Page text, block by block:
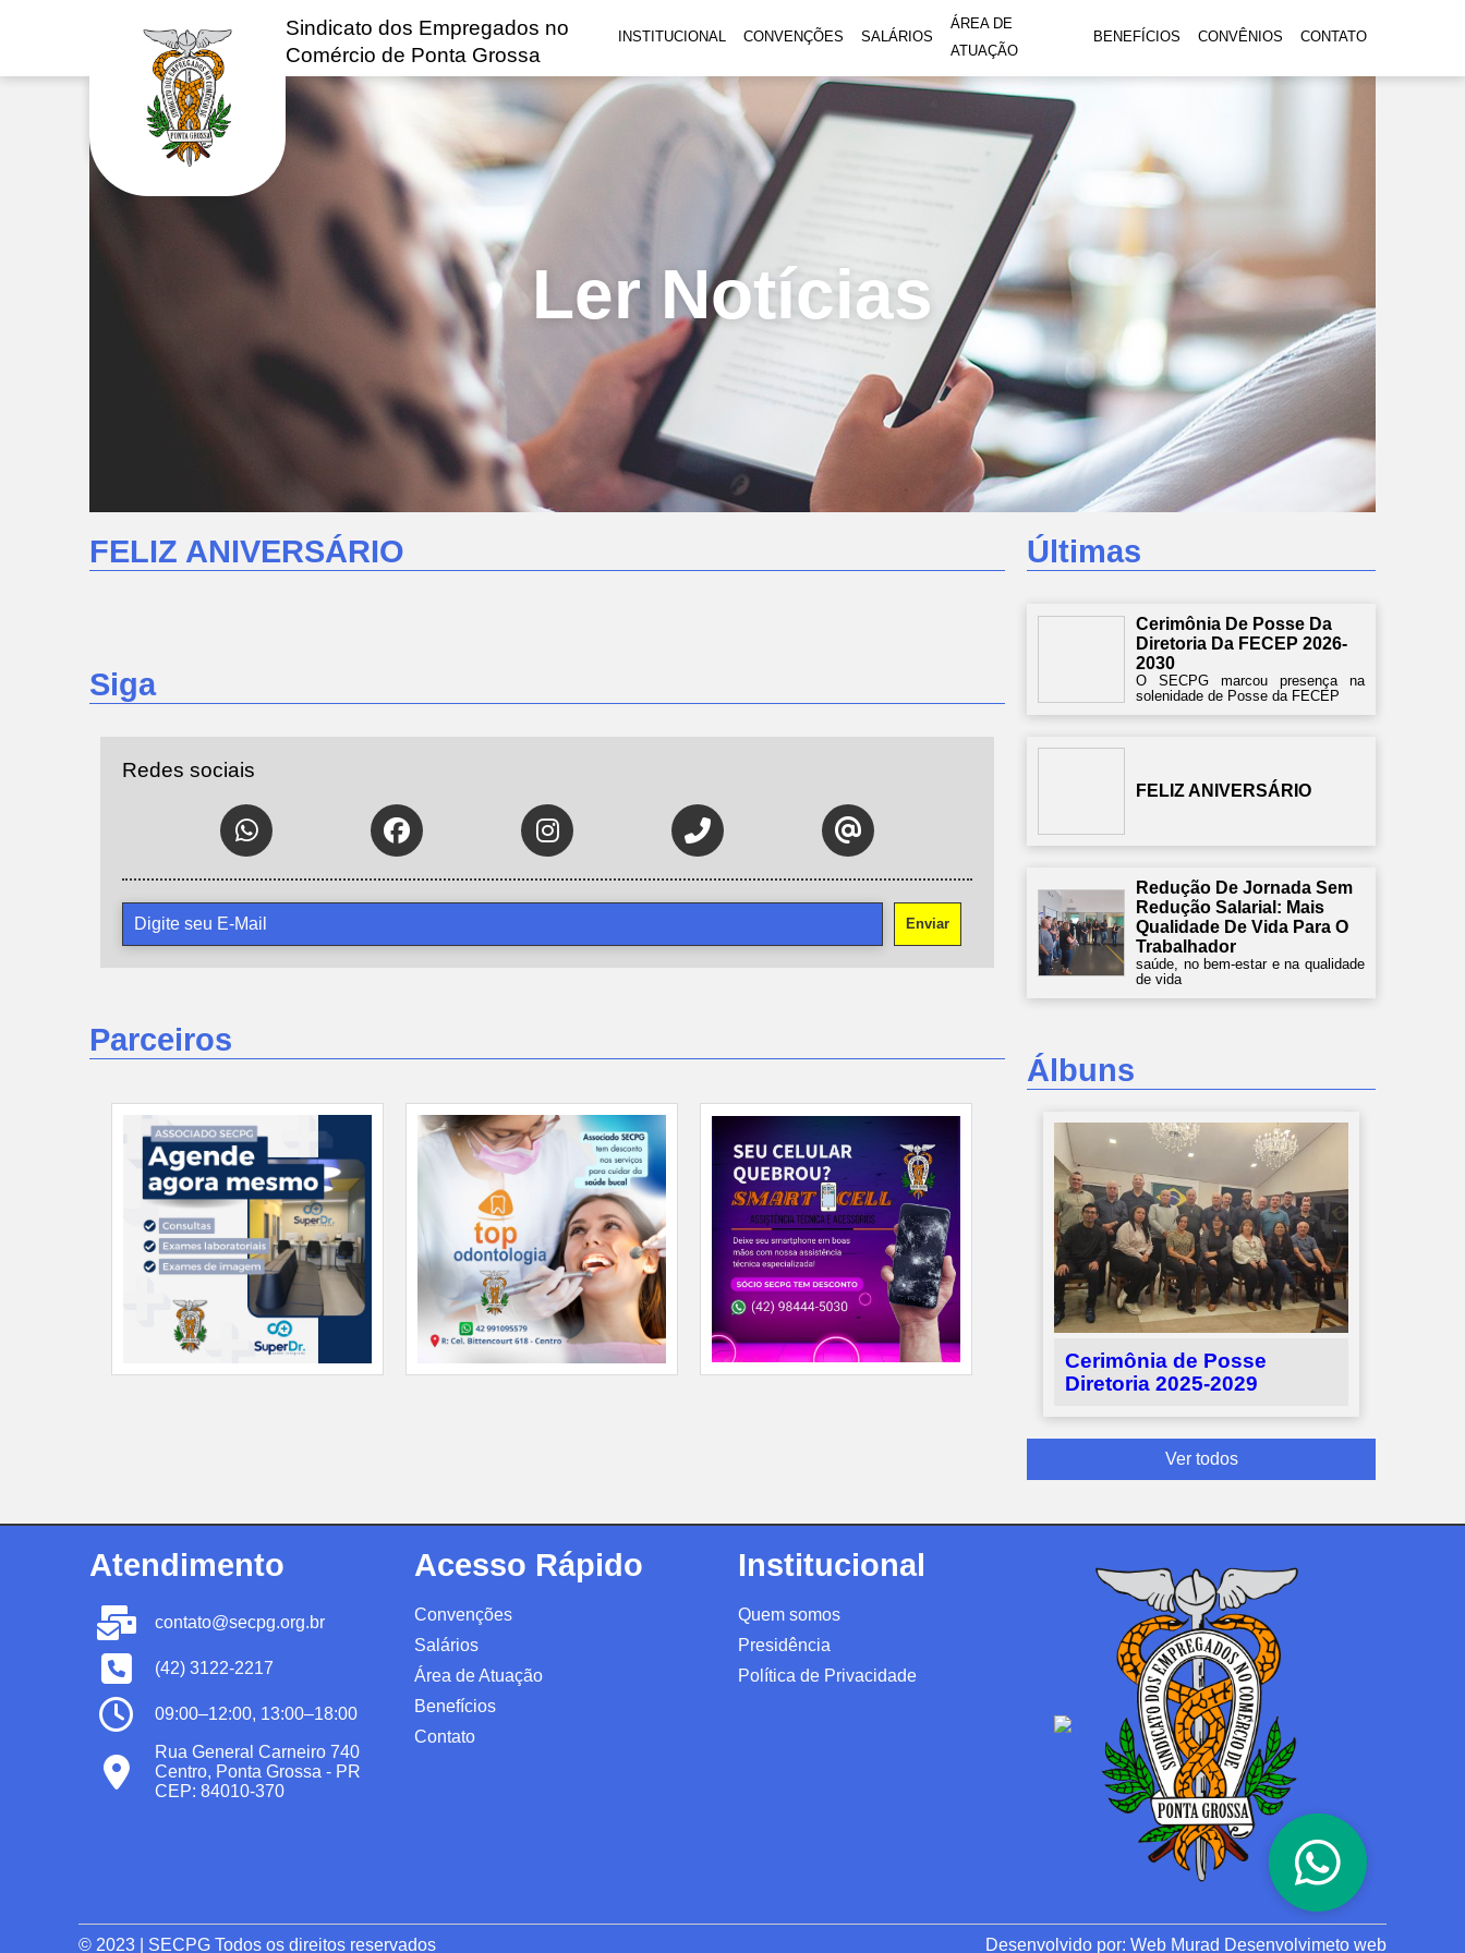
Sindicato dos Empregados no
Comércio de Ponta Grossa
INSTITUCIONAL CONVENÇÕES SALÁRIOS
ÁREA DE
ATUAÇÃO
BENEFÍCIOS CONVÊNIOS CONTATO
Ler Notícias
FELIZ ANIVERSÁRIO
Siga
Redes sociais
Enviar
Parceiros
Últimas
Cerimônia De Posse Da
Diretoria Da FECEP 2026-
2030
O SECPG marcou presença na
solenidade de Posse da FECEP
FELIZ ANIVERSÁRIO
Redução De Jornada Sem
Redução Salarial: Mais
Qualidade De Vida Para O
Trabalhador
saúde, no bem-estar e na qualidade
de vida
Álbuns
Cerimônia de Posse
Diretoria 2025-2029
Ver todos
Atendimento
contato@secpg.org.br
(42) 3122-2217
09:00–12:00, 13:00–18:00
Rua General Carneiro 740
Centro, Ponta Grossa - PR
CEP: 84010-370
Acesso Rápido
Convenções
Salários
Área de Atuação
Benefícios
Contato
Institucional
Quem somos
Presidência
Política de Privacidade
© 2023 | SECPG Todos os direitos reservados Desenvolvido por: Web Murad Desenvolvimeto web